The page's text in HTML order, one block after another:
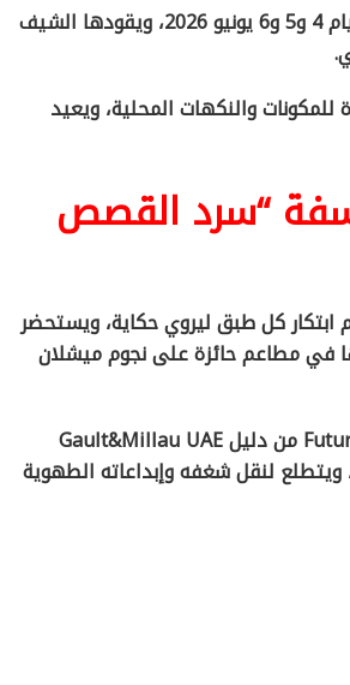
تنطلق أولى فعاليات هذه السلسلة الحصرية على مدار ثلاث أمتدادات ساحرة أيام 4 و5 و6 يونيو 2026، ويقودها الشيف
والنكهات المحلية، ويعيد
“سرد القصص
كل طبق ليروي حكاية، ويستحضر
في مطاعم حائزة على نجوم ميشلان
وقد تم اختياره مؤخرا ضمن القائمة النهائية لجائزة Future Great of the Year 2025 من دليل Gault&Millau UAE
ويتطلع لنقل شغفه وإبداعاته الطهوية